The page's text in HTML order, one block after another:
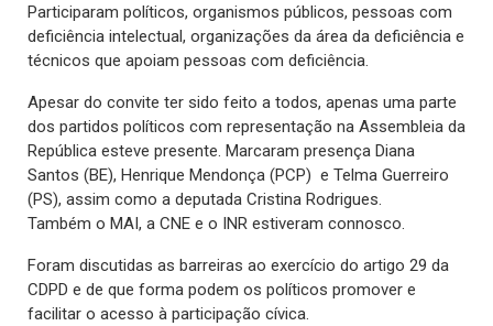
Participaram políticos, organismos públicos, pessoas com
deficiência intelectual, organizações da área da deficiência e
técnicos que apoiam pessoas com deficiência.
Apesar do convite ter sido feito a todos, apenas uma parte
dos partidos políticos com representação na Assembleia da
República esteve presente. Marcaram presença Diana
Santos (BE), Henrique Mendonça (PCP) e Telma Guerreiro
(PS), assim como a deputada Cristina Rodrigues.
Também o MAI, a CNE e o INR estiveram connosco.
Foram discutidas as barreiras ao exercício do artigo 29 da
CDPD e de que forma podem os políticos promover e
facilitar o acesso à participação cívica.